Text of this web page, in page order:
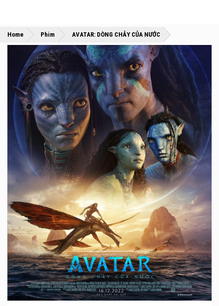
Home »
Phim »
AVATAR: DÒNG CHẢY CỦA NƯỚC